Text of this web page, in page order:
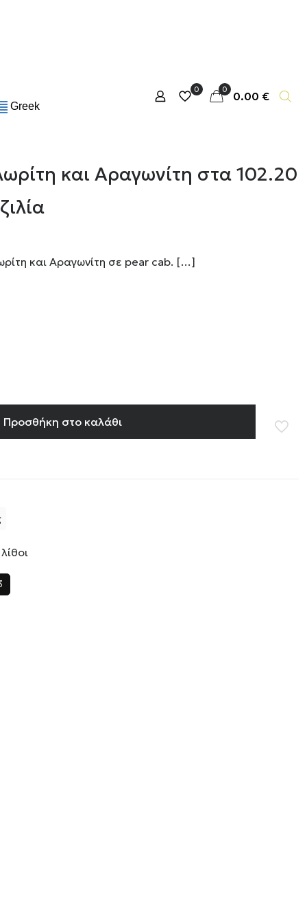
Greek
0 0 0.00 €
και Αραγωνίτη στα 102.20
και Αραγωνίτη σε pear cab. […]
Προσθήκη στο καλάθι